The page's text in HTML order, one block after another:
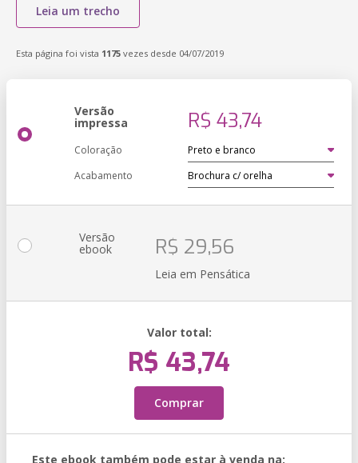
Leia um trecho
Esta página foi vista 1175 vezes desde 04/07/2019
Versão
impressa R$ 43,74
Coloração
Acabamento
Versão
ebook R$ 29,56
Leia em Pensática
Valor total:
R$ 43,74
Comprar
Este ebook também pode estar à venda na: